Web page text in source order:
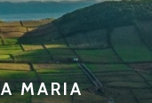
MARIA